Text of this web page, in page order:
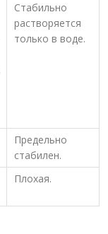
Стабильно
растворяется
только в воде.
Предельно
стабилен.
Плохая.